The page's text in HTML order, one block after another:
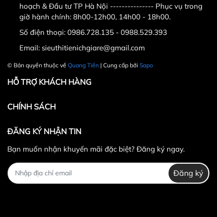
hoạch & Đầu tư TP Hà Nội --------------- Phục vụ trong
giờ hành chính: 8h00-12h00, 14h00 - 18h00.
Số điện thoại: 0986.728.135 - 0988.529.393
Email: sieuthitienichgiare@gmail.com
© Bản quyền thuộc về Quang Tiến | Cung cấp bởi Sapo
HỖ TRỢ KHÁCH HÀNG
CHÍNH SÁCH
ĐĂNG KÝ NHẬN TIN
Bạn muốn nhận khuyến mãi đặc biệt? Đăng ký ngay.
Đăng ký